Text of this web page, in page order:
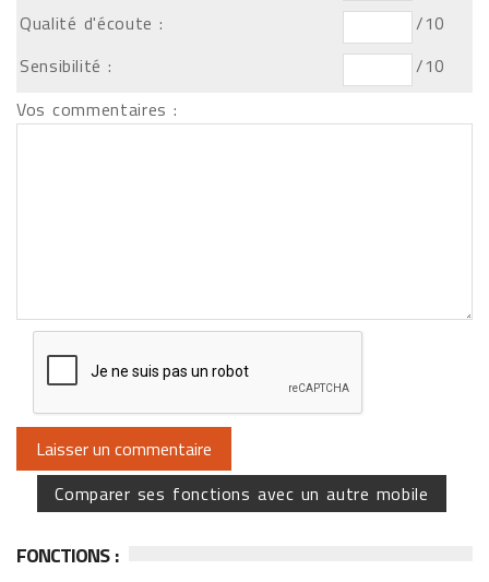
Qualité d'écoute :
/10
Sensibilité :
/10
Vos commentaires :
Comparer ses fonctions avec un autre mobile
FONCTIONS :